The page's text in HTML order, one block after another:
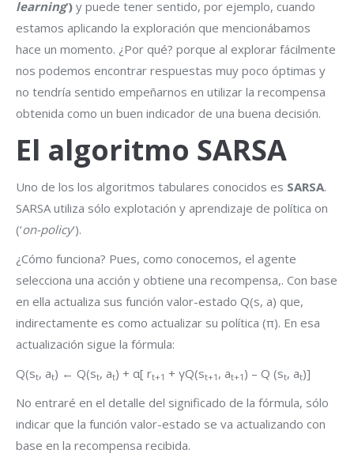
learning‘) y puede tener sentido, por ejemplo, cuando
estamos aplicando la exploración que mencionábamos
hace un momento. ¿Por qué? porque al explorar fácilmente
nos podemos encontrar respuestas muy poco óptimas y
no tendría sentido empeñarnos en utilizar la recompensa
obtenida como un buen indicador de una buena decisión.
El algoritmo SARSA
Uno de los los algoritmos tabulares conocidos es SARSA.
SARSA utiliza sólo explotación y aprendizaje de política on
(‘on-policy‘).
¿Cómo funciona? Pues, como conocemos, el agente
selecciona una acción y obtiene una recompensa,. Con base
en ella actualiza sus función valor-estado Q(s, a) que,
indirectamente es como actualizar su política (π). En esa
actualización sigue la fórmula:
Q(st, at) ← Q(st, at) + α[ rt+1 + γQ(st+1 , at+1 ) – Q (st, at)]
No entraré en el detalle del significado de la fórmula, sólo
indicar que la función valor-estado se va actualizando con
base en la recompensa recibida.